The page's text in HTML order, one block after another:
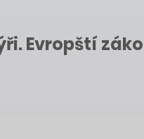
Evropští